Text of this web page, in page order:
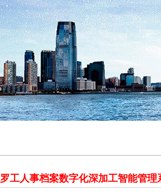
罗工人事档案数字化深加工智能管理